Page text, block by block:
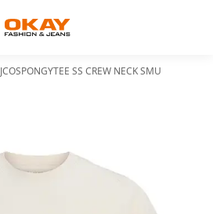
JCOSPONGYTEE SS CREW NECK SMU